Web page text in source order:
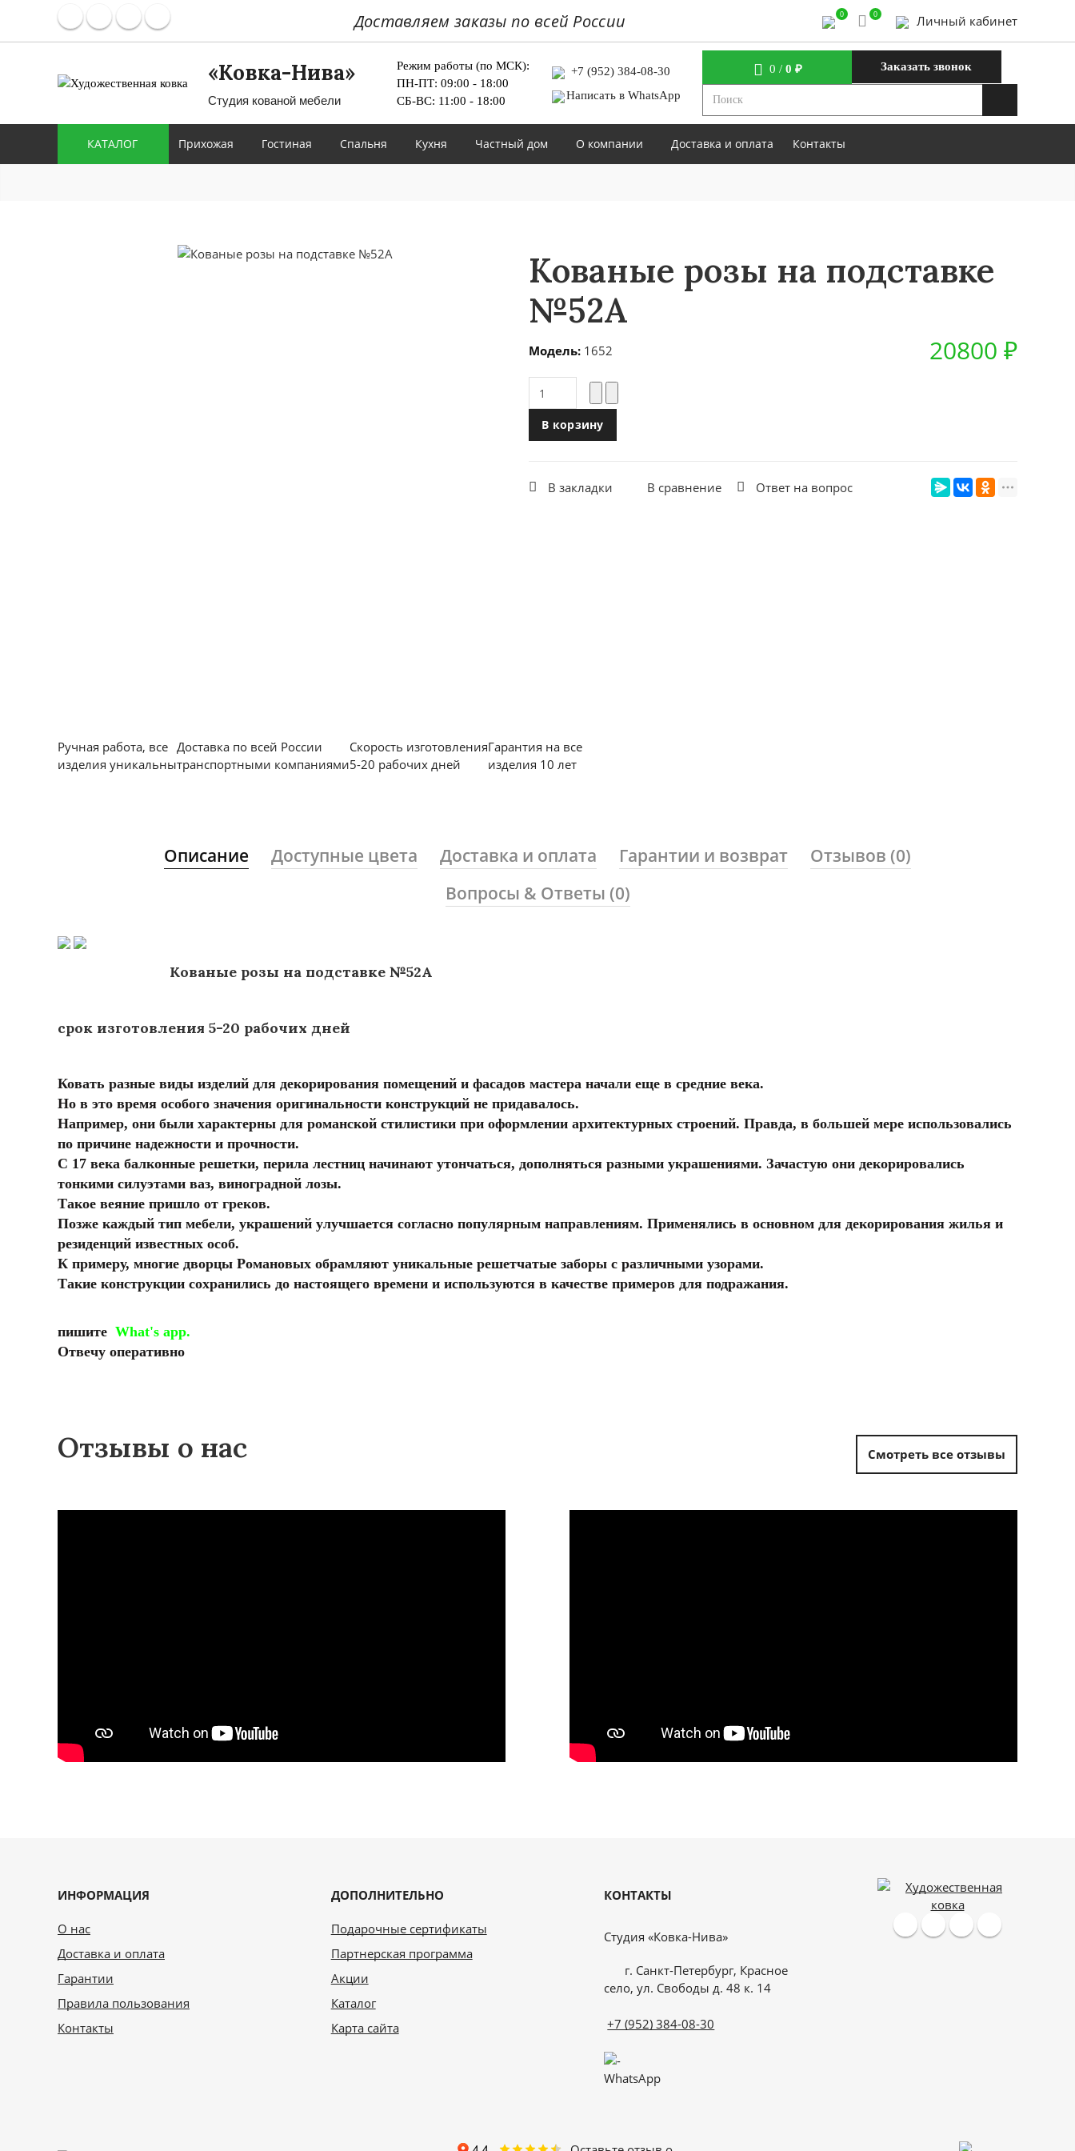
Доставляем заказы по всей России 0 0 Личный кабинет
«Ковка-Нива»
Студия кованой мебели
Режим работы (по МСК):
ПН-ПТ: 09:00 - 18:00
СБ-ВС: 11:00 - 18:00
+7 (952) 384-08-30
Написать в WhatsApp
0 / 0 ₽ Заказать звонок
КАТАЛОГ Прихожая Гостиная Спальня Кухня Частный дом О компании Доставка и оплата Контакты
Кованые розы на подставке
№52А
20800 ₽
Модель: 1652
В корзину
В закладки В сравнение Ответ на вопрос
Ручная работа, все
изделия уникальны
Доставка по всей России
транспортными компаниями
Скорость изготовления
5-20 рабочих дней
Гарантия на все
изделия 10 лет
Описание Доступные цвета Доставка и оплата Гарантии и возврат
Отзывов (0)
Вопросы & Ответы (0)
Кованые розы на подставке №52А
срок изготовления 5-20 рабочих дней
Ковать разные виды изделий для декорирования помещений и фасадов мастера начали еще в средние века.
Но в это время особого значения оригинальности конструкций не придавалось.
Например, они были характерны для романской стилистики при оформлении архитектурных строений. Правда, в большей мере использовались
по причине надежности и прочности.
С 17 века балконные решетки, перила лестниц начинают утончаться, дополняться разными украшениями. Зачастую они декорировались
тонкими силуэтами ваз, виноградной лозы.
Такое веяние пришло от греков.
Позже каждый тип мебели, украшений улучшается согласно популярным направлениям. Применялись в основном для декорирования жилья и
резиденций известных особ.
К примеру, многие дворцы Романовых обрамляют уникальные решетчатые заборы с различными узорами.
Такие конструкции сохранились до настоящего времени и используются в качестве примеров для подражания.
пишите What's app.
Отвечу оперативно
Отзывы о нас Смотреть все отзывы
ИНФОРМАЦИЯ
О нас
Доставка и оплата
Гарантии
Правила пользования
Контакты
ДОПОЛНИТЕЛЬНО
Подарочные сертификаты
Партнерская программа
Акции
Каталог
Карта сайта
КОНТАКТЫ
Студия «Ковка-Нива»
г. Санкт-Петербург, Красное
село, ул. Свободы д. 48 к. 14
+7 (952) 384-08-30
WhatsApp